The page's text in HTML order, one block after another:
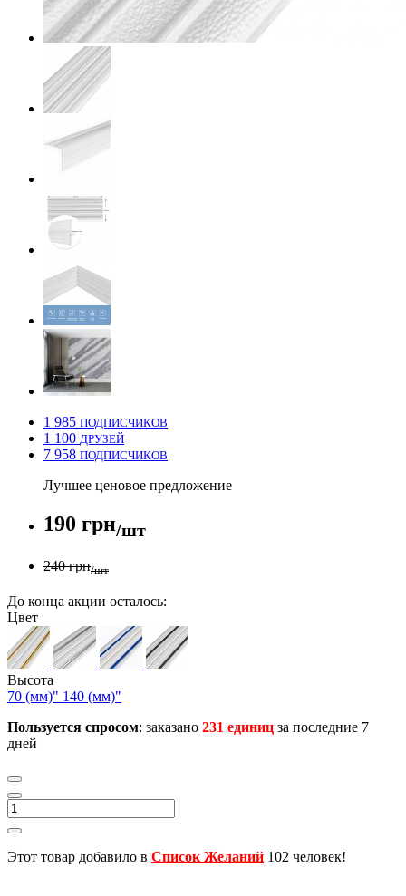
1 985 ПОДПИСЧИКОВ
1 100 ДРУЗЕЙ
7 958 ПОДПИСЧИКОВ
Лучшее ценовое предложение
190 грн/шт
240 грн/шт
До конца акции осталось:
Цвет
Высота
70 (мм)" 140 (мм)"
Пользуется спросом: заказано 231 единиц за последние 7
дней
Этот товар добавило в Список Желаний 102 человек!